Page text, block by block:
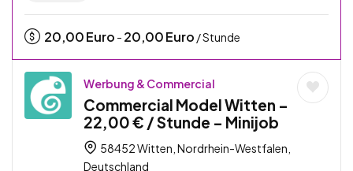
20,00Euro - 20,00Euro / Stunde
Werbung & Commercial
Commercial Model Witten –
22,00 € / Stunde – Minijob
58452 Witten, Nordrhein-Westfalen,
Deutschland